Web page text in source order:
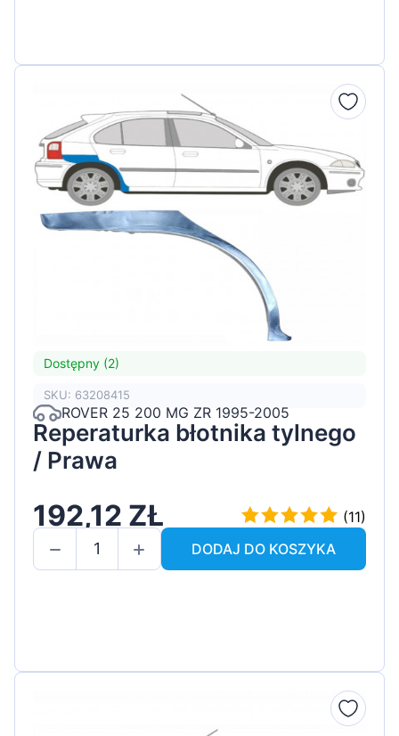
Dostępny (2)
SKU: 63208415
ROVER 25 200 MG ZR 1995-2005
Reperaturka błotnika tylnego
/ Prawa
192,12 ZŁ
(11)
DODAJ DO KOSZYKA